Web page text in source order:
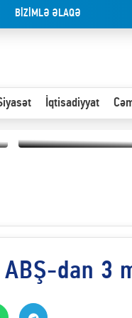
BİZİMLƏ ƏLAQƏ
İqtisadiyyat
dan 3